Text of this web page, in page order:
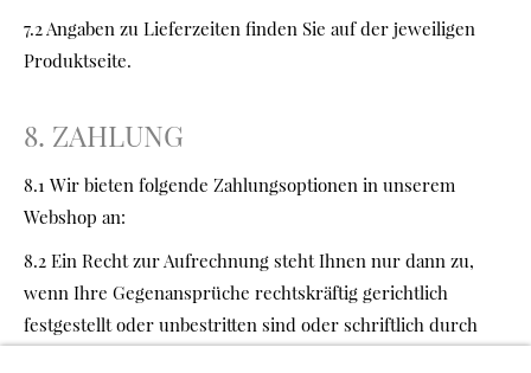
7.2 Angaben zu Lieferzeiten finden Sie auf der jeweiligen
Produktseite.
8. ZAHLUNG
8.1 Wir bieten folgende Zahlungsoptionen in unserem
Webshop an:
8.2 Ein Recht zur Aufrechnung steht Ihnen nur dann zu,
wenn Ihre Gegenansprüche rechtskräftig gerichtlich
festgestellt oder unbestritten sind oder schriftlich durch